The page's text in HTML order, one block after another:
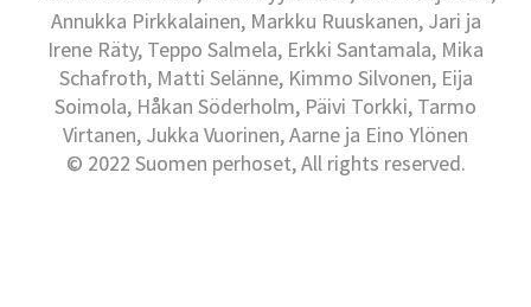
Annukka Pirkkalainen, Markku Ruuskanen, Jari ja
Irene Räty, Teppo Salmela, Erkki Santamala, Mika
Schafroth, Matti Selänne, Kimmo Silvonen, Eija
Soimola, Håkan Söderholm, Päivi Torkki, Tarmo
Virtanen, Jukka Vuorinen, Aarne ja Eino Ylönen
© 2022 Suomen perhoset, All rights reserved.